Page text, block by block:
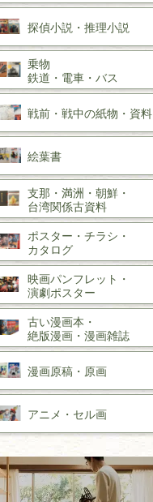
探偵小説・ 推理小説
乗物
鉄道・ 電車・ バス
戦前・戦中の紙物・資料
絵葉書
支那・満洲・朝鮮・
台湾関係古資料
ポスター・チラシ・
カタログ
映画パンフレット・
演劇ポスター
古い漫画本・
絶版漫画・漫画雑誌
漫画原稿・ 原画
アニメ・ セル画